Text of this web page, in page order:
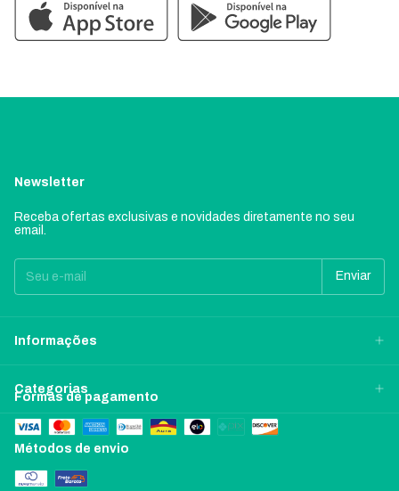
Newsletter
Receba ofertas exclusivas e novidades diretamente no seu
email.
Informações
Categorias
Formas de pagamento
Métodos de envio